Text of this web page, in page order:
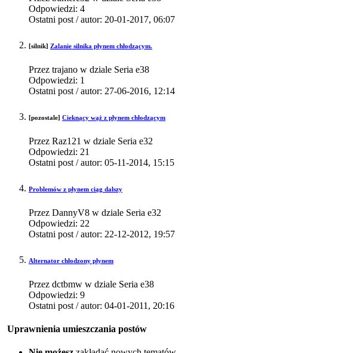
Odpowiedzi: 4
Ostatni post / autor: 20-01-2017, 06:07
[silnik] Zalanie silnika płynem chłodzącym.
Przez trajano w dziale Seria e38
Odpowiedzi: 1
Ostatni post / autor: 27-06-2016, 12:14
[pozostale] Cieknący wąż z płynem chłodzącym
Przez Raz121 w dziale Seria e32
Odpowiedzi: 21
Ostatni post / autor: 05-11-2014, 15:15
Problemów z płynem ciąg dalszy
Przez DannyV8 w dziale Seria e32
Odpowiedzi: 22
Ostatni post / autor: 22-12-2012, 19:57
Alternator chłodzony płynem
Przez dctbmw w dziale Seria e38
Odpowiedzi: 9
Ostatni post / autor: 04-01-2011, 20:16
Uprawnienia umieszczania postów